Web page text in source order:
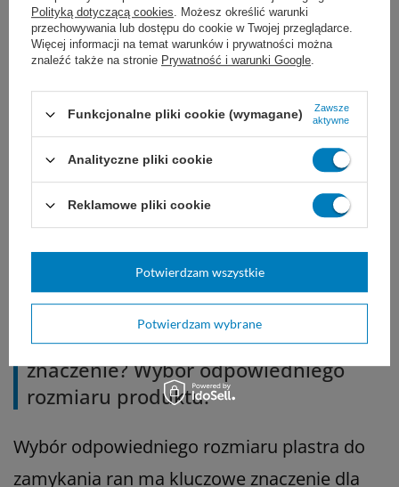
paskom, plastry i przylepce dobrze
dopasowują się do ciała i nie krępują ruchów.
Dlaczego milimetry (mm) mają
znaczenie? Wybór odpowiedniego
rozmiaru produktu.
Wybór odpowiedniego rozmiaru plastra do
zamykania ran ma kluczowe znaczenie dla
Polityką dotyczącą cookies. Możesz określić warunki
przechowywania lub dostępu do cookie w Twojej przeglądarce.
Więcej informacji na temat warunków i prywatności można
znaleźć także na stronie Prywatność i warunki Google.
Funkcjonalne pliki cookie (wymagane)
Zawsze
aktywne
Analityczne pliki cookie
Reklamowe pliki cookie
Potwierdzam wybrane
Potwierdzam wszystkie